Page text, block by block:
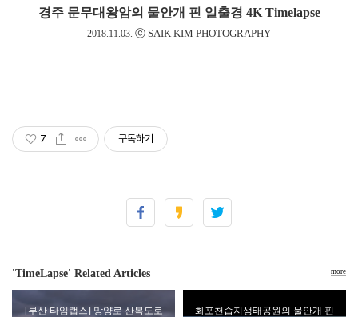
경주 문무대왕암의 물안개 핀 일출경 4K Timelapse
2018.11.03. ⓒ SAIK KIM PHOTOGRAPHY
7 구독하기
'TimeLapse' Related Articles
[부산 타임랩스] 망양로 산복도로
화포천습지생태공원의 물안개 핀
more